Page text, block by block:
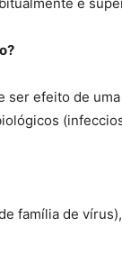
ser efeito de
família de